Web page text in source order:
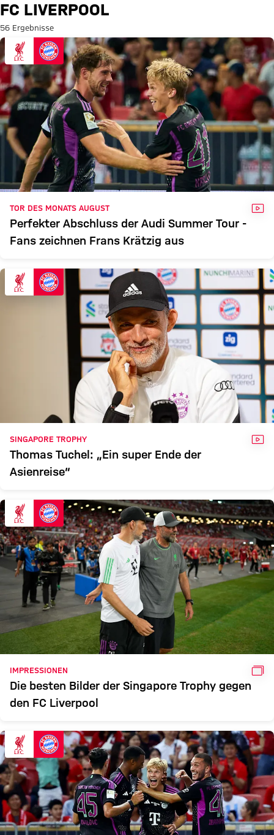
Suche: FC Liverpool
FC LIVERPOOL
56 Ergebnisse
TOR DES MONATS AUGUST
Perfekter Abschluss der Audi Summer Tour -
Fans zeichnen Frans Krätzig aus
SINGAPORE TROPHY
Thomas Tuchel: „Ein super Ende der
Asienreise“
IMPRESSIONEN
Die besten Bilder der Singapore Trophy gegen
den FC Liverpool